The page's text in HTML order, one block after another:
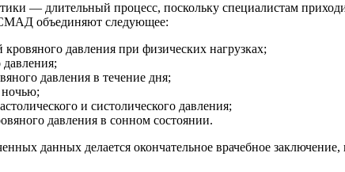
— длительный процесс, поскольку специалистам
объединяют следующее:
кровяного давления при физических нагрузках;
давления;
давления в течение дня;
и систолического давления;
давления в сонном состоянии.
данных делается окончательное врачебное